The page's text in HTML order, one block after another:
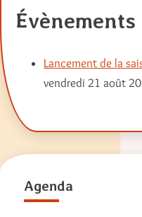
Lancement de la
vendredi 21 août
Agenda